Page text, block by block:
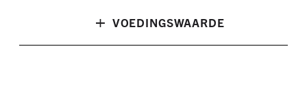
+ VOEDINGSWAARDE